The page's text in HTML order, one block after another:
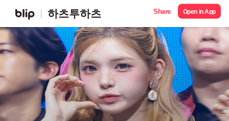
하츠투하츠 Share Open in App